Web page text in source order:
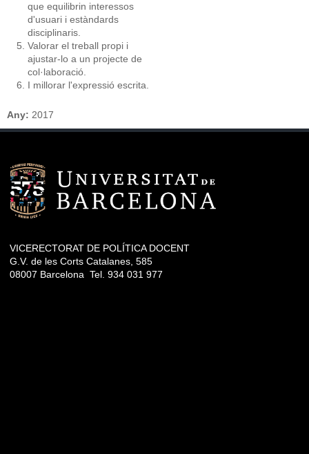
que equilibrin interessos
d'usuari i estàndards
disciplinaris.
Valorar el treball propi i
ajustar-lo a un projecte de
col·laboració.
I millorar l'expressió escrita.
Any: 2017
VICERECTORAT DE POLÍTICA DOCENT
G.V. de les Corts Catalanes, 585
08007 Barcelona Tel. 934 031 977